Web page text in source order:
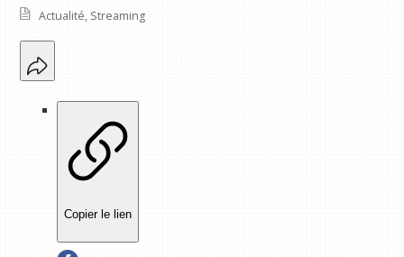
Actualité, Streaming
Copier le lien